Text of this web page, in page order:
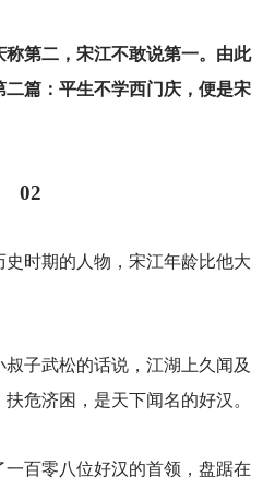
第二，宋江不敢说第一。由此
篇：平生不学西门庆，便是宋
02
时期的人物，宋江年龄比他大
子武松的话说，江湖上久闻及
危济困，是天下闻名的好汉。
百零八位好汉的首领，盘踞在